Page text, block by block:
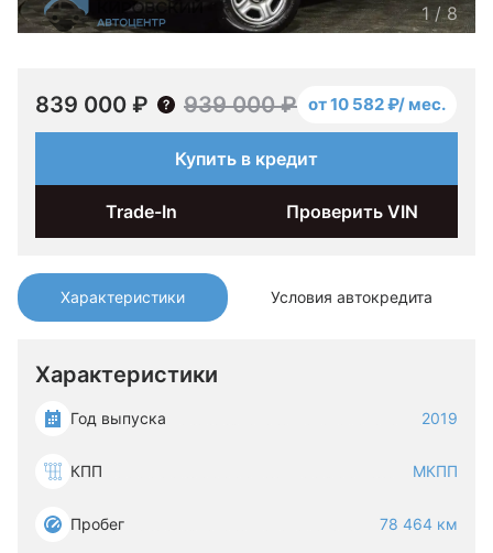
Характеристики Условия автокредита
Характеристики
Год выпуска 2019
КПП МКПП
Пробег 78 464 км
1/8
839 000 ₽ 939 000 ₽ от 10 582 ₽/ мес.
Купить в кредит
Trade-In Проверить VIN